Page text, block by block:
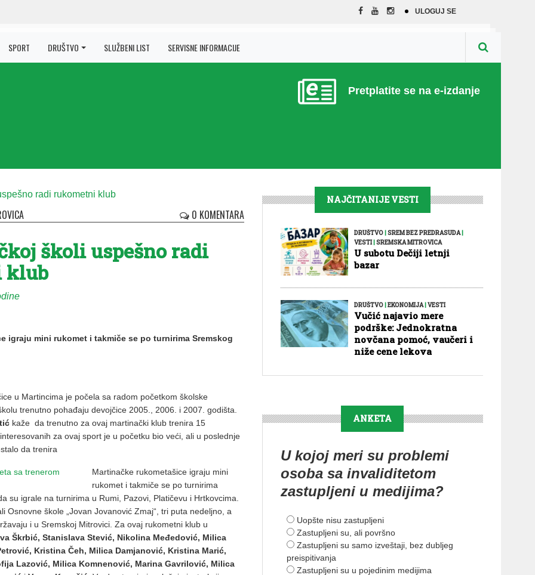
ULOGUJ SE
SPORT DRUŠTVO SLUŽBENI LIST SERVISNE INFORMACIJE
Pretplatite se na e-izdanje
0 KOMENTARA
školi uspešno radi
klub
igraju mini rukomet i takmiče se po turnirima Sremskog
u Martincima je počela sa radom početkom školske
trenutno pohađaju devojčice 2005., 2006. i 2007. godišta.
kaže da trenutno za ovaj martinački klub trenira 15
za ovaj sport je u početku bio veći, ali u poslednje
da trenira
Martinačke rukometašice igraju mini
rukomet i takmiče se po turnirima
su igrale na turnirima u Rumi, Pazovi, Platičevu i Hrtkovcima.
Osnovne škole „Jovan Jovanović Zmaj“, tri puta nedeljno, a
i u Sremskoj Mitrovici. Za ovaj rukometni klub u
Škrbić, Stanislava Stević, Nikolina Međedović, Milica
Kristina Čeh, Milica Damjanović, Kristina Marić,
Lazović, Milica Komnenović, Marina Gavrilović, Milica
NAJČITANIJE VESTI
DRUŠTVO|SREM BEZ PREDRASUDA|
VESTI|SREMSKA MITROVICA
U subotu Dečiji letnji
bazar
DRUŠTVO|EKONOMIJA|VESTI
Vučić najavio mere
podrške: Jednokratna
novčana pomoć, vaučeri i
niže cene lekova
ANKETA
U kojoj meri su problemi
osoba sa invaliditetom
zastupljeni u medijima?
Uopšte nisu zastupljeni
Zastupljeni su, ali površno
Zastupljeni su samo izveštaji, bez dubljeg
preispitivanja
Zastupljeni su u pojedinim medijima